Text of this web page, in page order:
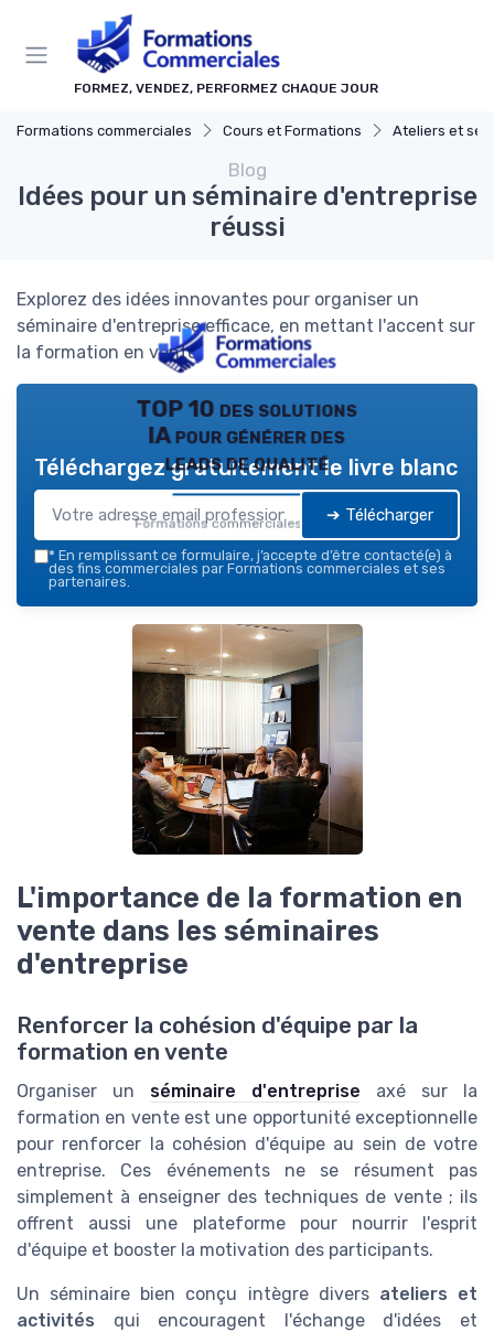
FORMEZ, VENDEZ, PERFORMEZ CHAQUE JOUR
Formations commerciales Cours et Formations Ateliers et
Blog
Idées pour un séminaire d'entreprise
réussi
Explorez des idées innovantes pour organiser un
séminaire d'entreprise efficace, en mettant l'accent sur
la formation en vente.
TOP 10 des solutions
IA pour générer des
leads de qualité
Formations commerciales — 2026
Téléchargez gratuitement le livre blanc
➔ Télécharger
* En remplissant ce formulaire, j’accepte d’être contacté(e) à
des fins commerciales par Formations commerciales et ses
partenaires.
L'importance de la formation en
vente dans les séminaires
d'entreprise
Renforcer la cohésion d'équipe par la
formation en vente
Organiser un séminaire d'entreprise axé sur la
formation en vente est une opportunité exceptionnelle
pour renforcer la cohésion d'équipe au sein de votre
entreprise. Ces événements ne se résument pas
simplement à enseigner des techniques de vente ; ils
offrent aussi une plateforme pour nourrir l'esprit
d'équipe et booster la motivation des participants.
Un séminaire bien conçu intègre divers ateliers et
activités qui encouragent l'échange d'idées et
Panneau de gestion des cookies